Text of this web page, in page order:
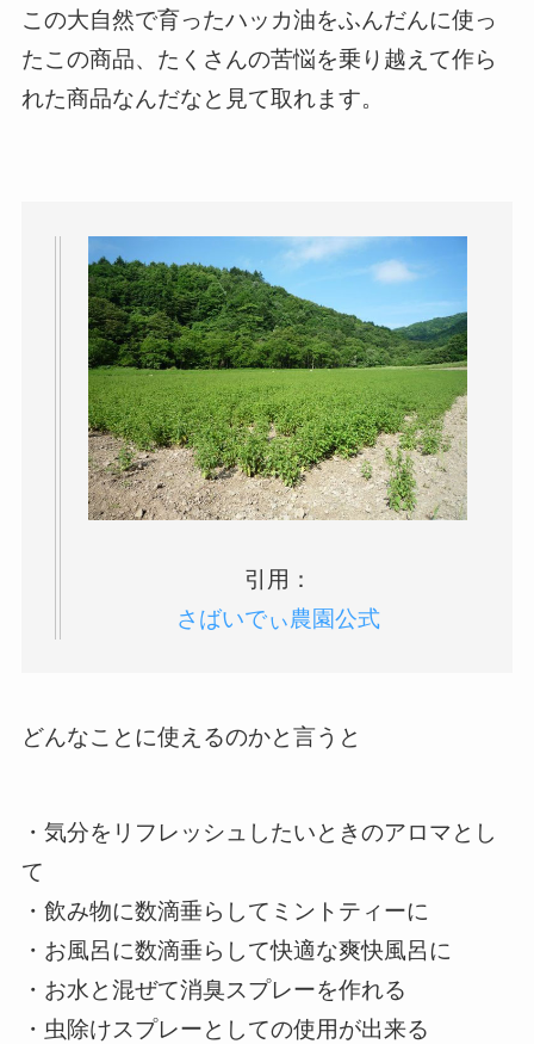
この大自然で育ったハッカ油をふんだんに使っ
たこの商品、たくさんの苦悩を乗り越えて作ら
れた商品なんだなと見て取れます。
引用：
さばいでぃ農園公式
どんなことに使えるのかと言うと
・気分をリフレッシュしたいときのアロマとし
て
・飲み物に数滴垂らしてミントティーに
・お風呂に数滴垂らして快適な爽快風呂に
・お水と混ぜて消臭スプレーを作れる
・虫除けスプレーとしての使用が出来る